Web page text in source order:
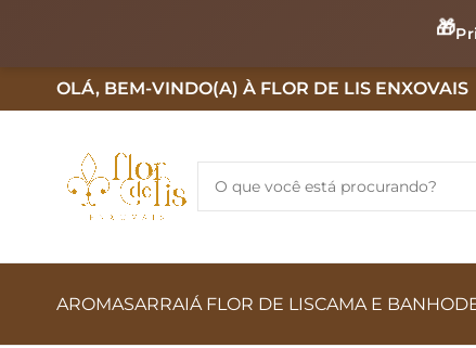
🎁
OLÁ, BEM-VINDO(A) À FLOR DE LIS ENXOVAIS
AROMASARRAIÁ FLOR DE LISCAMA E BANHO